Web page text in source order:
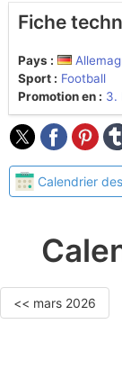
Fiche
Pays :
Sport : Football
Promotion en : 3.
Calendrier
<< mars 2026